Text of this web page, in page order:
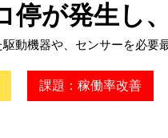
停が発生し
動機器や、センサーを必
課題：稼働率改善